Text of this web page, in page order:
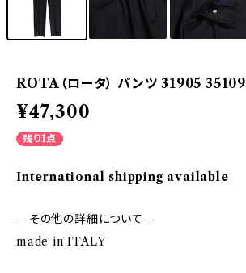
ROTA（ロータ） パンツ 31905 35109
¥47,300
残り1点
International shipping available
—その他の詳細について—
made in ITALY